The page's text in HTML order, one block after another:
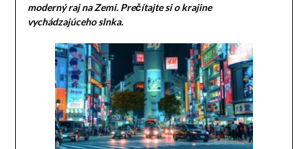
moderný raj na Zemi. Prečítajte si o krajine
vychádzajúceho slnka.